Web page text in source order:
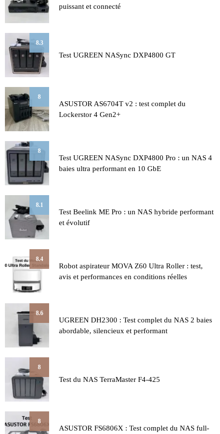
puissant et connecté
8.3
Test UGREEN NASync DXP4800 GT
8
ASUSTOR AS6704T v2 : test complet du
Lockerstor 4 Gen2+
8
Test UGREEN NASync DXP4800 Pro : un NAS 4
baies ultra performant en 10 GbE
8.1
Test Beelink ME Pro : un NAS hybride performant
et évolutif
8.4
Robot aspirateur MOVA Z60 Ultra Roller : test,
avis et performances en conditions réelles
8.6
UGREEN DH2300 : Test complet du NAS 2 baies
abordable, silencieux et performant
8
Test du NAS TerraMaster F4-425
8
ASUSTOR FS6806X : Test complet du NAS full-